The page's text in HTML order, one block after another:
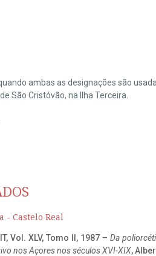
ambas as designações são
São Cristóvão, na Ilha Terceira.
- Castelo Real
Vol. XLV, Tomo II, 1987 – Da
nos Açores nos séculos XVI-XIX,